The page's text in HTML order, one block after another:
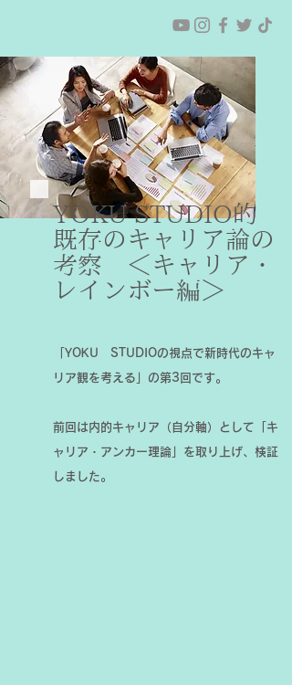
YOKU STUDIO的
既存のキャリア論の
考察 ＜キャリア・
レインボー編＞
「YOKU STUDIOの視点で新時代のキャ
リア観を考える」の第3回です。
前回は内的キャリア（自分軸）として「キ
ャリア・アンカー理論」を取り上げ、検証
しました。